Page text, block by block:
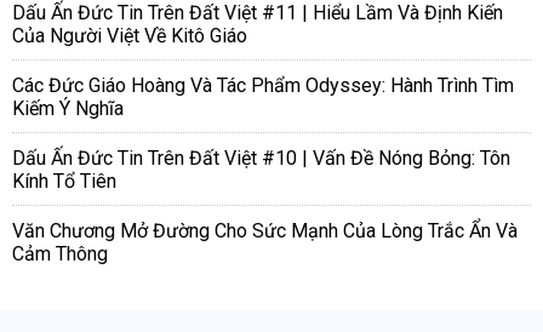
Dấu Ấn Đức Tin Trên Đất Việt #11 | Hiểu Lầm Và Định Kiến
Của Người Việt Về Kitô Giáo
Các Đức Giáo Hoàng Và Tác Phẩm Odyssey: Hành Trình Tìm
Kiếm Ý Nghĩa
Dấu Ấn Đức Tin Trên Đất Việt #10 | Vấn Đề Nóng Bỏng: Tôn
Kính Tổ Tiên
Văn Chương Mở Đường Cho Sức Mạnh Của Lòng Trắc Ẩn Và
Cảm Thông